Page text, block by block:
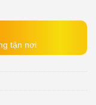
tận nơi